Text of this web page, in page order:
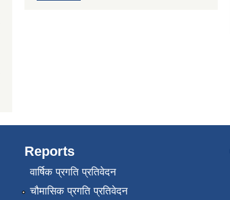
Reports
वार्षिक प्रगति प्रतिवेदन
चौमासिक प्रगति प्रतिवेदन